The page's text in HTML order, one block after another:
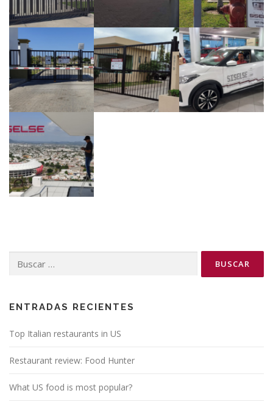
ENTRADAS RECIENTES
Top Italian restaurants in US
Restaurant review: Food Hunter
What US food is most popular?